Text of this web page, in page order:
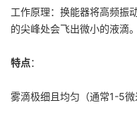
工作原理：换能器将高频振
的尖峰处会飞出微小的液滴。
特点：
雾滴极细且均匀（通常1-5微